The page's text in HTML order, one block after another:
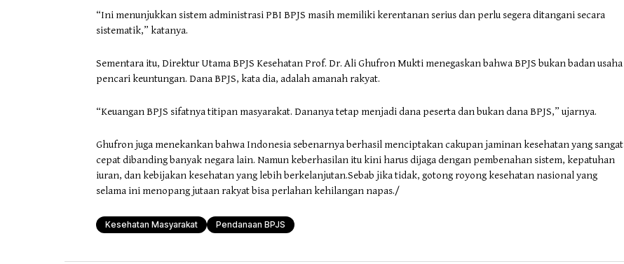
“Ini menunjukkan sistem administrasi PBI BPJS masih memiliki kerentanan serius dan perlu segera ditangani secara
sistematik,” katanya.
Sementara itu, Direktur Utama BPJS Kesehatan Prof. Dr. Ali Ghufron Mukti menegaskan bahwa BPJS bukan badan usaha
pencari keuntungan. Dana BPJS, kata dia, adalah amanah rakyat.
“Keuangan BPJS sifatnya titipan masyarakat. Dananya tetap menjadi dana peserta dan bukan dana BPJS,” ujarnya.
Ghufron juga menekankan bahwa Indonesia sebenarnya berhasil menciptakan cakupan jaminan kesehatan yang sangat
cepat dibanding banyak negara lain. Namun keberhasilan itu kini harus dijaga dengan pembenahan sistem, kepatuhan
iuran, dan kebijakan kesehatan yang lebih berkelanjutan.Sebab jika tidak, gotong royong kesehatan nasional yang
selama ini menopang jutaan rakyat bisa perlahan kehilangan napas./
Kesehatan Masyarakat Pendanaan BPJS